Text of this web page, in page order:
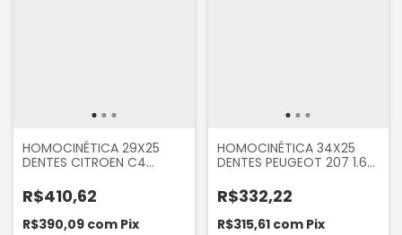
HOMOCINÉTICA 29X25
DENTES CITROEN C4
AUTOMÁTICO PEUGEOT
208 1.6 2012...
R$410,62
R$390,09 com Pix
HOMOCINÉTICA 34X25
DENTES PEUGEOT 207 1.6
CITROEN DS5 1.6 16V 2013...
AUTOMÁTICO
R$332,22
R$315,61 com Pix